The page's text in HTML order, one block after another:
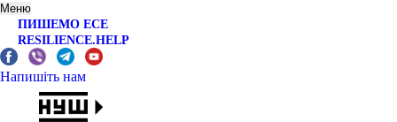
Меню
ПИШЕМО ЕСЕ
RESILIENCE.HELP
Напишіть нам